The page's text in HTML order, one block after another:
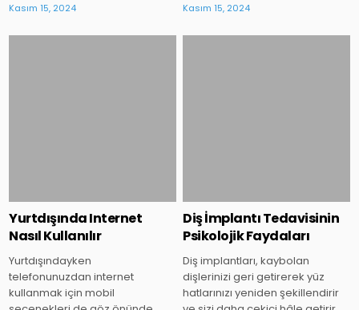
Kasım 15, 2024 Kasım 15, 2024
Yurtdışında Internet
Nasıl Kullanılır
Yurtdışındayken
telefonunuzdan internet
kullanmak için mobil
Diş İmplantı Tedavisinin
Psikolojik Faydaları
Diş implantları, kaybolan
dişlerinizi geri getirerek yüz
hatlarınızı yeniden şekillendirir